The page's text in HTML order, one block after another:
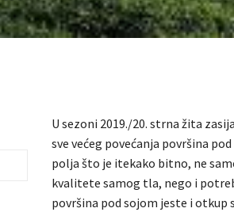
U sezoni 2019./20. strna žita
sve većeg povećanja površina
polja što je itekako bitno, ne
kvalitete samog tla, nego i
površina pod sojom jeste i otkup